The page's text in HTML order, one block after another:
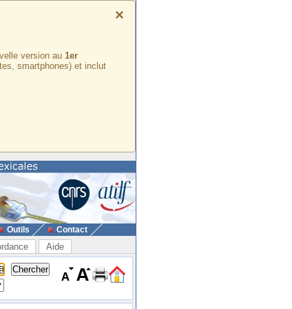
×
version au 1er
smartphones) et inclut
Outils Contact
Aide